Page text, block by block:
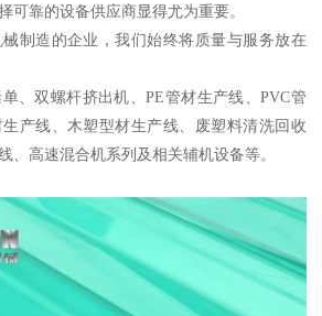
可靠的设备供应商显得尤为重要。
制造的企业，我们始终将质量与服务放在
、双螺杆挤出机、PE管材生产线、PVC管
产线、木塑型材生产线、废塑料清洗回收
、高速混合机系列及相关辅机设备等。